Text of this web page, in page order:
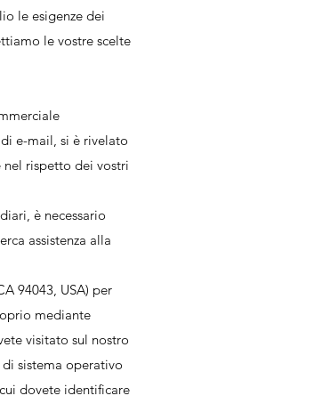
le esigenze dei
le vostre scelte
e-mail, si è rivelato
rispetto dei vostri
è necessario
assistenza alla
94043, USA) per
mediante
visitato sul nostro
sistema operativo
dovete identificare